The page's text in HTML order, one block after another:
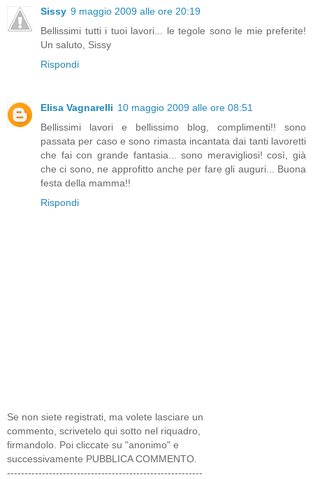
Sissy 9 maggio 2009 alle ore 20:19
Bellissimi tutti i tuoi lavori... le tegole sono le mie preferite!
Un saluto, Sissy
Rispondi
Elisa Vagnarelli 10 maggio 2009 alle ore 08:51
Bellissimi lavori e bellissimo blog, complimenti!! sono
passata per caso e sono rimasta incantata dai tanti lavoretti
che fai con grande fantasia... sono meravigliosi! così, già
che ci sono, ne approfitto anche per fare gli auguri... Buona
festa della mamma!!
Rispondi
Se non siete registrati, ma volete lasciare un
commento, scrivetelo qui sotto nel riquadro,
firmandolo. Poi cliccate su "anonimo" e
successivamente PUBBLICA COMMENTO.
--------------------------------------------------------